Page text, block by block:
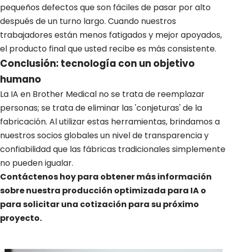
pequeños defectos que son fáciles de pasar por alto
después de un turno largo. Cuando nuestros
trabajadores están menos fatigados y mejor apoyados,
el producto final que usted recibe es más consistente.
Conclusión: tecnología con un objetivo
humano
La IA en Brother Medical no se trata de reemplazar
personas; se trata de eliminar las 'conjeturas' de la
fabricación. Al utilizar estas herramientas, brindamos a
nuestros socios globales un nivel de transparencia y
confiabilidad que las fábricas tradicionales simplemente
no pueden igualar.
Contáctenos hoy para obtener más información
sobre nuestra producción optimizada para IA o
para solicitar una cotización para su próximo
proyecto.